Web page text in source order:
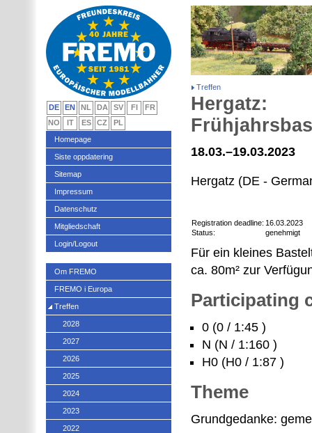
Treffen
Hergatz:
18.03.–19.03.2023
Hergatz (DE -
Registration deadline: 16.03.2023
Status:
genehmigt
Für ein kleines
ca. 80m² zur
Participating
0 (0 / 1:45 )
N (N / 1:160 )
H0 (H0 / 1:87 )
Theme
Grundgedanke:
DE EN NL DA SV FI
FR
NO
IT ES CZ
PL
Homepage
Siste oppdatering
Sitemap
Impressum
Datenschutz
Mitgliedschaft
Login/Logout
Om FREMO
FREMO i Europa
Treffen
2028
2027
2026
2025
2024
2023
2022